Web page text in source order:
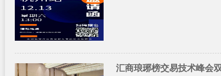
汇商琅琊榜交易技术峰会